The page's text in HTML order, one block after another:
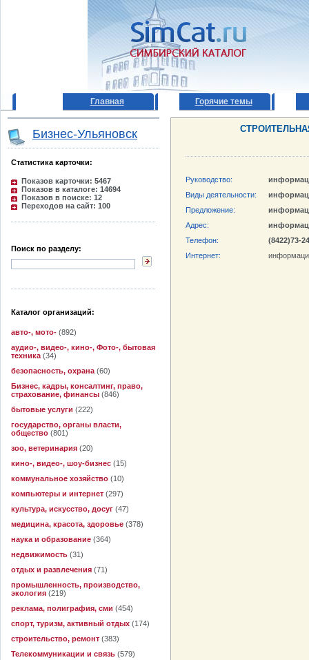
Главная Горячие темы
Бизнес-Ульяновск
Статистика карточки:
Показов карточки: 5467
Показов в каталоге: 14694
Показов в поиске: 12
Переходов на сайт: 100
Поиск по разделу:
Каталог организаций:
авто-, мото- (892)
аудио-, видео-, кино-, Фото-, бытовая
техника (34)
безопасность, охрана (60)
Бизнес, кадры, консалтинг, право,
страхование, финансы (846)
бытовые услуги (222)
государство, органы власти,
общество (801)
зоо, ветеринария (20)
кино-, видео-, шоу-бизнес (15)
коммунальное хозяйство (10)
компьютеры и интернет (297)
культура, искусство, досуг (47)
медицина, красота, здоровье (378)
наука и образование (364)
недвижимость (31)
отдых и развлечения (71)
промышленность, производство,
экология (219)
реклама, полиграфия, сми (454)
спорт, туризм, активный отдых (174)
строительство, ремонт (383)
Телекоммуникации и связь (579)
Руководство:
Виды деятельности:
Предложение:
Адрес:
Телефон:
(8422)73-
Интернет: